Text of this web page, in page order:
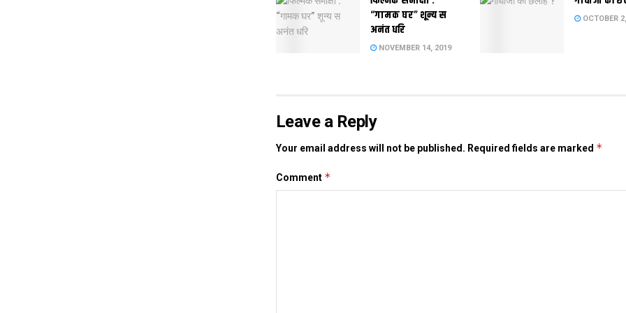
“गामक घर” शून्य स
अनंत धरि
NOVEMBER 14, 2019
OCTOBER
Leave a Reply
Your email address will not be published. Required fields are marked *
Comment *